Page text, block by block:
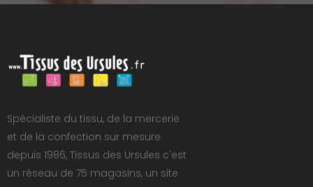
Spécialiste du tissu, de la mercerie
et de la confection sur mesure
depuis 1986, Tissus des Ursules c'est
un réseau de 75 magasins, un site